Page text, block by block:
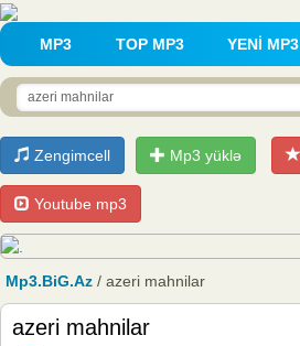
MP3 TOP MP3 YENİ MP3
Zengimcell Mp3 yüklə
Youtube mp3
Mp3.BiG.Az / azeri mahnilar
azeri mahnilar